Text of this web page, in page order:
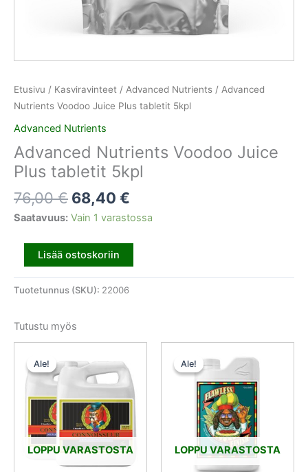
Etusivu / Kasviravinteet / Advanced Nutrients / Advanced
Nutrients Voodoo Juice Plus tabletit 5kpl
Advanced Nutrients
Advanced Nutrients Voodoo Juice
Plus tabletit 5kpl
76,00€ 68,40 €
Saatavuus: Vain 1 varastossa
Lisää ostoskoriin
Tuotetunnus (SKU): 22006
Tutustu myös
Ale!
LOPPU VARASTOSTA
Ale!
Alkuperäinen
hinta
oli:
172,50 €.
Nykyinen
on:
103,50 €.
Ale!
LOPPU VARASTOSTA
Ale!
Alkuperäinen
hinta
oli:
20,50 €.
Nykyinen
hinta
on:
18,45 €.